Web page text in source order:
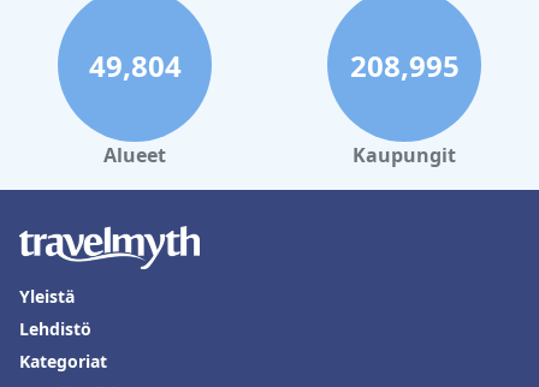
49,804
Alueet
208,995
Kaupungit
Yleistä
Lehdistö
Kategoriat